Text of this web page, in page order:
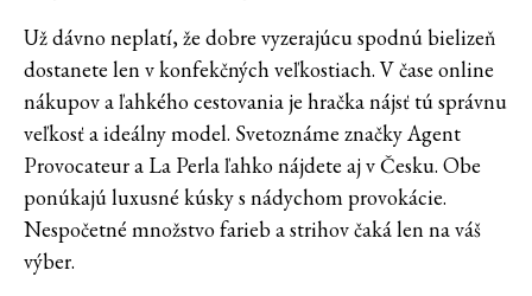
Už dávno neplatí, že dobre vyzerajúcu spodnú bielizeň
dostanete len v konfekčných veľkostiach. V čase online
nákupov a ľahkého cestovania je hračka nájsť tú správnu
veľkosť a ideálny model. Svetoznáme značky Agent
Provocateur a La Perla ľahko nájdete aj v Česku. Obe
ponúkajú luxusné kúsky s nádychom provokácie.
Nespočetné množstvo farieb a strihov čaká len na váš
výber.